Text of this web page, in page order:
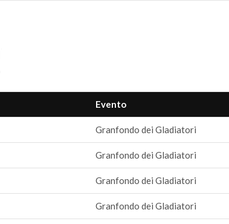
Evento
Granfondo dei Gladiatori
Granfondo dei Gladiatori
Granfondo dei Gladiatori
Granfondo dei Gladiatori